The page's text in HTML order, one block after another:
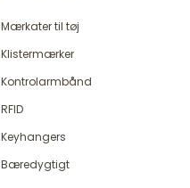
Mærkater til tøj
Klistermærker
Kontrolarmbånd
RFID
Keyhangers
Bæredygtigt